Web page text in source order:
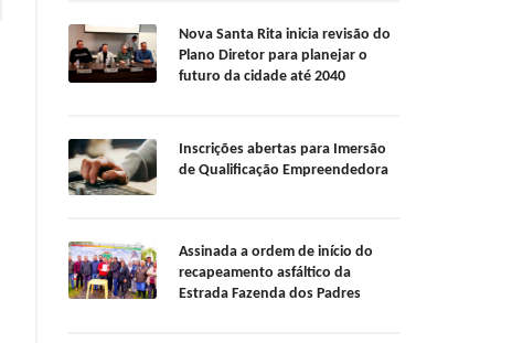
Nova Santa Rita inicia revisão do
Plano Diretor para planejar o
futuro da cidade até 2040
Inscrições abertas para Imersão
de Qualificação Empreendedora
Assinada a ordem de início do
recapeamento asfáltico da
Estrada Fazenda dos Padres